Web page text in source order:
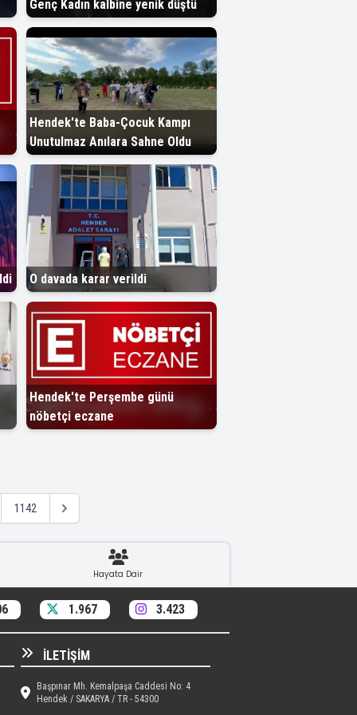
Genç Kadın kalbine yenik düştü
Hendek'te Baba-Çocuk Kampı
Unutulmaz Anılara Sahne Oldu
O davada karar verildi
Hendek'te Perşembe günü
nöbetçi eczane
1142
Hayata Dair
1.967 3.423
İLETIŞIM
Başpınar Mh. Kemalpaşa Caddesi No: 4
Hendek / SAKARYA / TR - 54300